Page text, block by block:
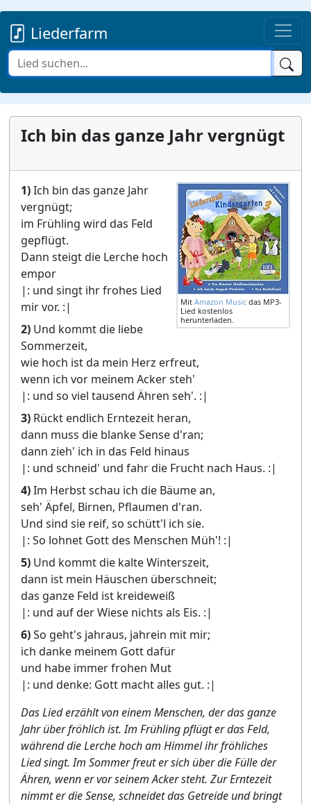
Liederfarm
Ich bin das ganze Jahr vergnügt
Mit Amazon Music das MP3-
Lied kostenlos
herunterladen.
1)Ich bin das ganze Jahr
vergnügt;
im Frühling wird das Feld
gepflügt.
Dann steigt die Lerche hoch
empor
|: und singt ihr frohes Lied
mir vor. :|
2) Und kommt die liebe
Sommerzeit,
wie hoch ist da mein Herz erfreut,
wenn ich vor meinem Acker steh'
|: und so viel tausend Ähren seh'. :|
3) Rückt endlich Erntezeit heran,
dann muss die blanke Sense d'ran;
dann zieh' ich in das Feld hinaus
|: und schneid' und fahr die Frucht nach Haus. :|
4)Im Herbst schau ich die Bäume an,
seh' Äpfel, Birnen, Pflaumen d'ran.
Und sind sie reif, so schütt'l ich sie.
|: So lohnet Gott des Menschen Müh'! :|
5) Und kommt die kalte Winterszeit,
dann ist mein Häuschen überschneit;
das ganze Feld ist kreideweiß
|: und auf der Wiese nichts als Eis. :|
6)So geht's jahraus, jahrein mit mir;
ich danke meinem Gott dafür
und habe immer frohen Mut
|: und denke: Gott macht alles gut. :|
Das Lied erzählt von einem Menschen, der das ganze
Jahr über fröhlich ist. Im Frühling pflügt er das Feld,
während die Lerche hoch am Himmel ihr fröhliches
Lied singt. Im Sommer freut er sich über die Fülle der
Ähren, wenn er vor seinem Acker steht. Zur Erntezeit
nimmt er die Sense, schneidet das Getreide und bringt